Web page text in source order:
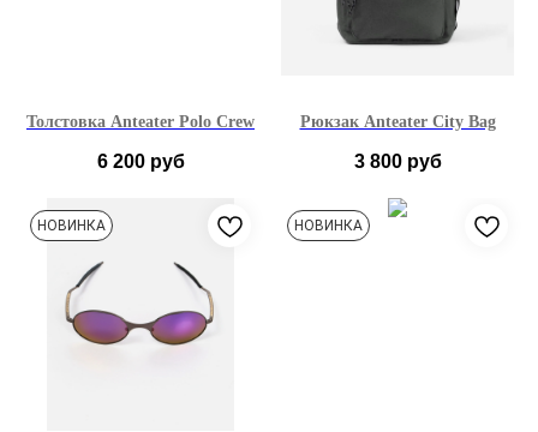
Толстовка Anteater Polo Crew
6 200 руб
S M
Рюкзак Anteater City Bag
3 800 руб
НОВИНКА НОВИНКА